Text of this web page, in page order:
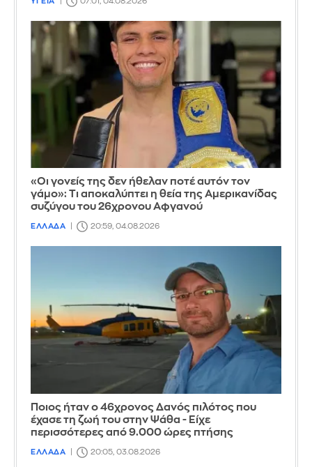
«Οι γονείς της δεν ήθελαν ποτέ αυτόν τον
γάμο»: Τι αποκαλύπτει η θεία της Αμερικανίδας
συζύγου του 26χρονου Αφγανού
ΕΛΛΑΔΑ 20:59, 04.08.2026
Ποιος ήταν ο 46χρονος Δανός πιλότος που
έχασε τη ζωή του στην Ψάθα - Είχε
περισσότερες από 9.000 ώρες πτήσης
ΕΛΛΑΔΑ 20:05, 03.08.2026